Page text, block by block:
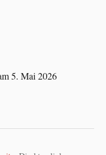
5. Mai 2026